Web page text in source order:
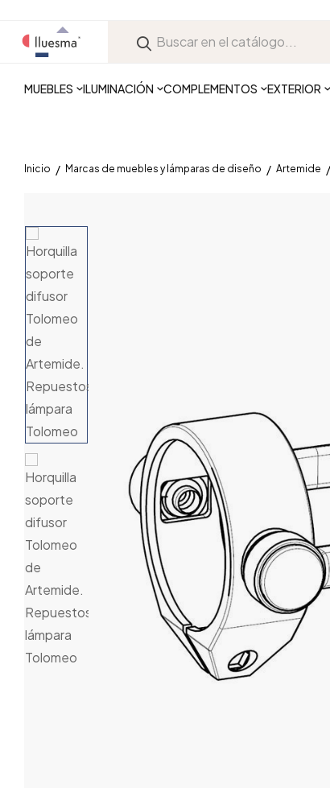
MUEBLES ILUMINACIÓN COMPLEMENTOS EXTERIOR
Inicio Marcas de muebles y lámparas de diseño Artemide